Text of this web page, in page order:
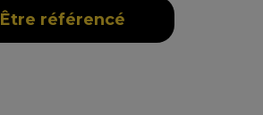
Être référencé